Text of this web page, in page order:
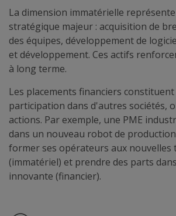
La dimension immatérielle
stratégique majeur : acquisition de
des équipes, développement de
et développement. Ces actifs
à long terme.
Les placements financiers constituent
participation dans d'autres sociétés,
actions. Par exemple, une PME
dans un nouveau robot de
former ses opérateurs aux nouvelles
(immatériel) et prendre des parts
innovante (financier).